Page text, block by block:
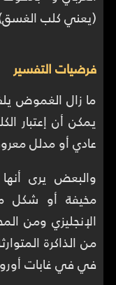
(يعني كلب
فرضيات التفسير
ما زال الغموض
يمكن أن إعتبار
عادي أو مدلل
والبعض يرى
مخيفة أو شكل
الإنجليزي ومن
من الذاكرة
في في غابات